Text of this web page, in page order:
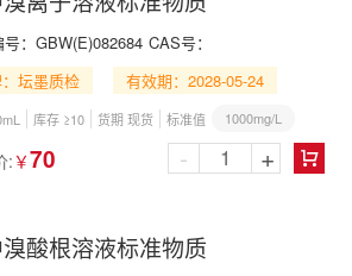
： GBW(E)082684 CAS号：
坛墨质检
有效期：2028-05-24
库存 ≥10 货期 现货 标准值 1000mg/L
: ￥70 
- +
酸根溶液标准物质